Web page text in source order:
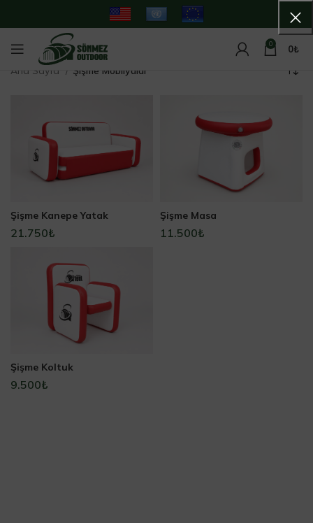
0 0₺
Ana Sayfa Şişme Mobilyalar
Şişme Kanepe Yatak
21.750₺
Şişme Masa
11.500₺
Şişme Koltuk
9.500₺